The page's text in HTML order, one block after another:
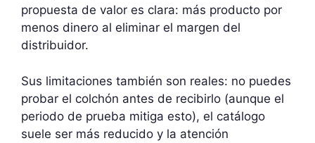
propuesta de valor es clara: más producto por
menos dinero al eliminar el margen del
distribuidor.
Sus limitaciones también son reales: no puedes
probar el colchón antes de recibirlo (aunque el
periodo de prueba mitiga esto), el catálogo
suele ser más reducido y la atención